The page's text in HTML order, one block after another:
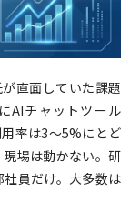
直面していた課題
AIチャットツール
用率は3〜5%にとど
場は動かない。研
員だけ。大多数は